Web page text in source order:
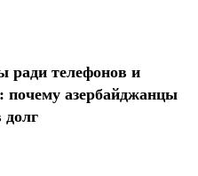
ради телефонов и
почему азербайджанцы
долг